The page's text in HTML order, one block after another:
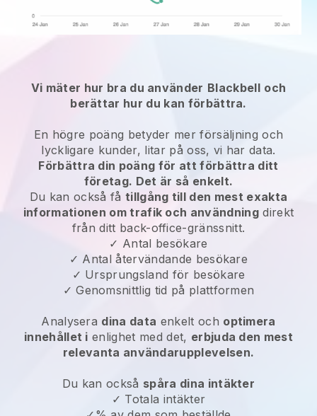
Vi mäter hur bra du använder Blackbell och
berättar hur du kan förbättra.
En högre poäng betyder mer försäljning och
lyckligare kunder, litar på oss, vi har data.
Förbättra din poäng för att förbättra ditt
företag. Det är så enkelt.
Du kan också få tillgång till den mest exakta
informationen om trafik och användningdirekt
från ditt back-office-gränssnitt.
✓ Antal besökare
✓ Antal återvändande besökare
✓ Ursprungsland för besökare
✓ Genomsnittlig tid på plattformen
Analysera dina data enkelt och optimera
innehållet i enlighet med det, erbjuda den mest
relevanta användarupplevelsen.
Du kan också spåra dina intäkter
✓ Totala intäkter